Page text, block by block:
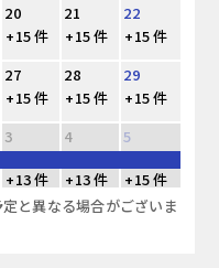
20 21
22
+15 件 +15 件
+15 件
27 28
29
+15 件 +15 件
+15 件
3 4 5
+13 件 +13 件
+15 件
と異なる場合がございま